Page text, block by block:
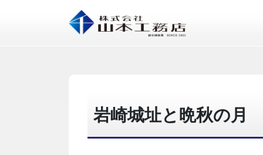
岩崎城址と晩秋の月